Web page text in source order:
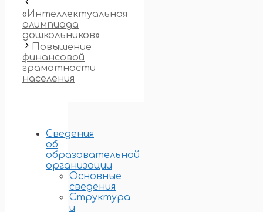
«Интеллектуальная
олимпиада
дошкольников»
Повышение
финансовой
грамотности
населения
Сведения
об
образовательной
организации
Основные
сведения
Структура
и